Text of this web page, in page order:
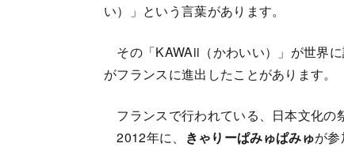
い）」という言葉があります。
その「KAWAii（かわいい）」が世界
がフランスに進出したことがあります。
フランスで行われている、日本文化の
2012年に、
きゃりーぱみゅぱみゅが